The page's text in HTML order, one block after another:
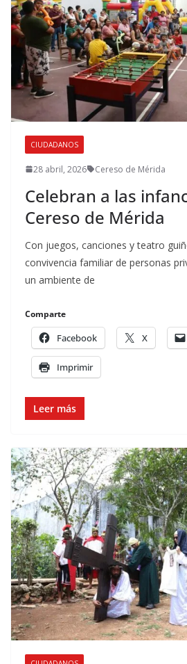
CIUDADANOS
28 abril, 2026 Cereso de Mérida
Celebran a las
Cereso de Mérida
Con juegos, canciones y teatro
convivencia familiar de personas
un ambiente de
Comparte
Facebook X
Imprimir
Leer más